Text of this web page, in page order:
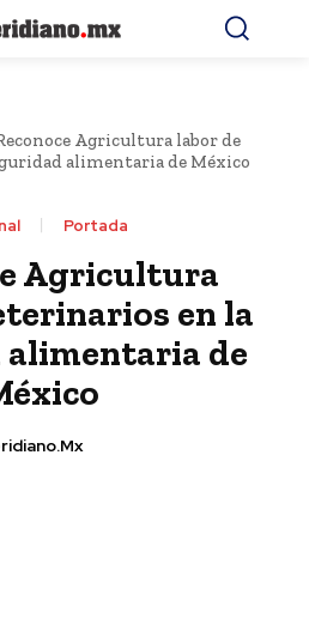
Agricultura labor de
alimentaria de México
Portada
Agricultura
en la
de